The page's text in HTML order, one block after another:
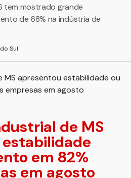
tem mostrado grande
de 68% na indústria de
Sul
de MS
em 82%
em agosto